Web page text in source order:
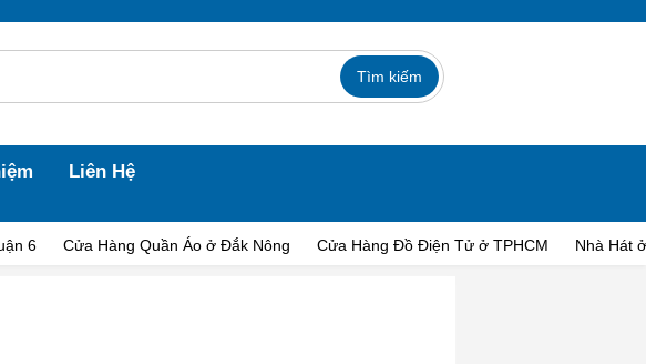
Liên Hệ
6 Cửa Hàng Quần Áo ở Đắk Nông Cửa Hàng Đồ Điện Tử ở TPHCM Nhà Hát